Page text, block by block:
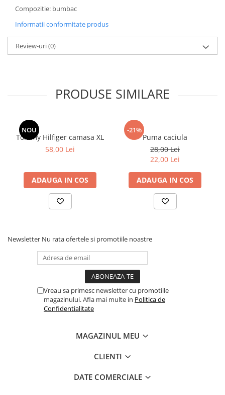
Compozitie: bumbac
Informatii conformitate produs
Review-uri(0)
PRODUSE SIMILARE
NOU
Tommy Hilfiger camasa XL
58,00 Lei
ADAUGA IN COS
-21%
Puma caciula
28,00 Lei
22,00 Lei
ADAUGA IN COS
Newsletter Nu rata ofertele si promotiile noastre
Vreau sa primesc newsletter cu promotiile
magazinului. Afla mai multe in Politica de
Confidentialitate
MAGAZINUL MEU
CLIENTI
DATE COMERCIALE